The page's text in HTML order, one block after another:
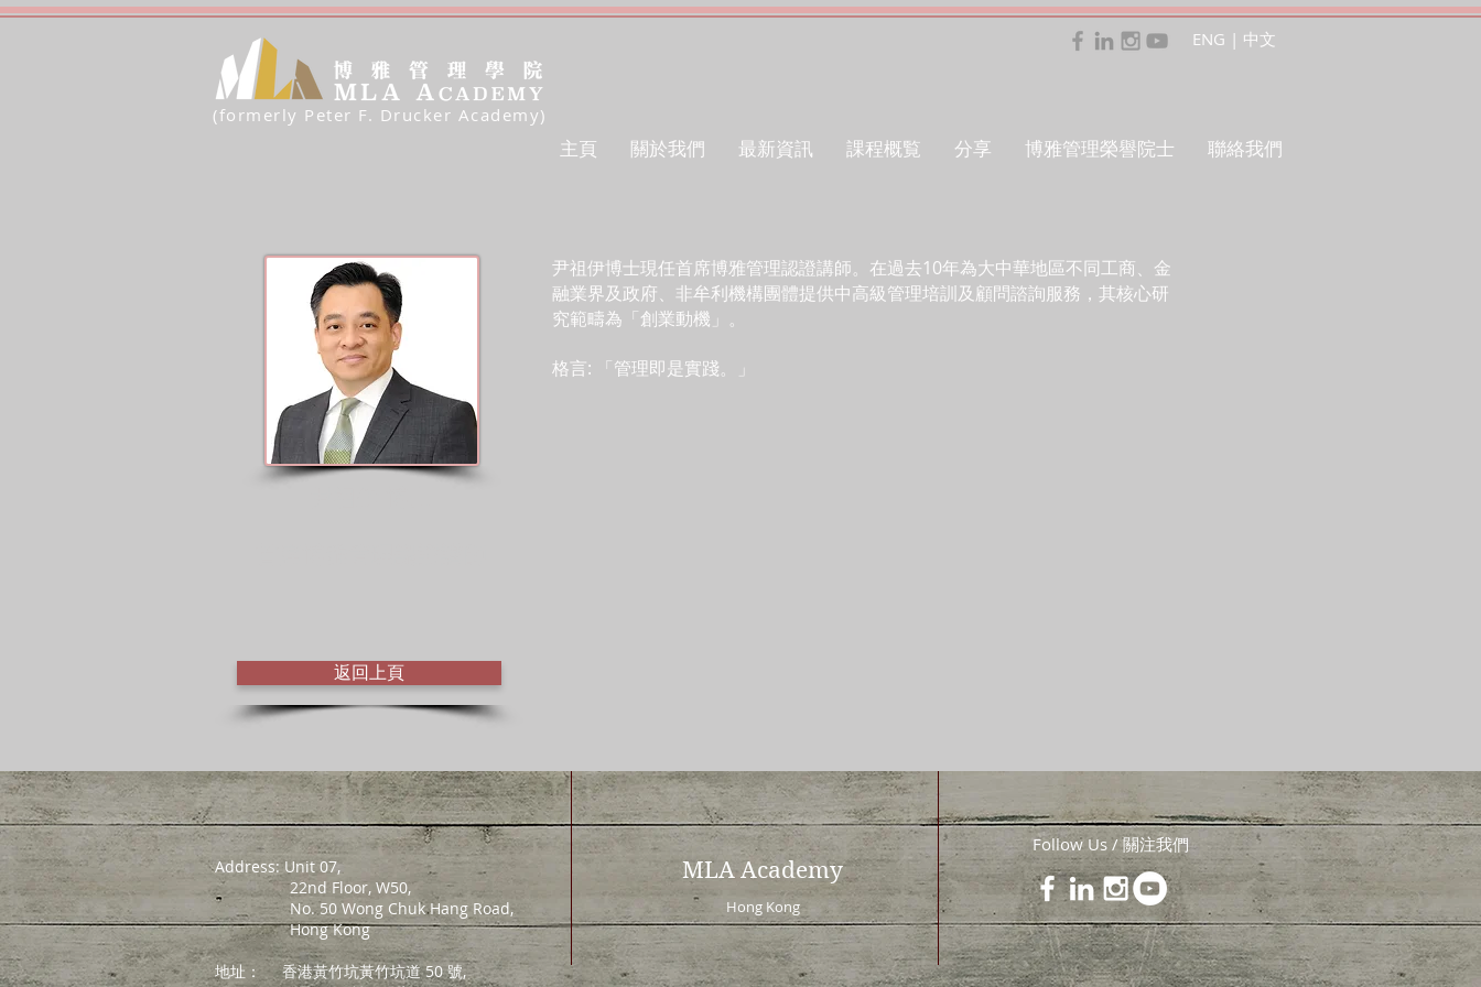
(formerly Peter F. Drucker Academy)
ENG | 中文
主頁 關於我們 最新資訊 課程概覧 分享 博雅管理榮譽院士 聯絡我們
尹祖伊博士現任首席博雅管理認證講師。在過去10年為大中華地區不同工商、金
融業界及政府、非牟利機構團體提供中高級管理培訓及顧問諮詢服務，其核心研
究範疇為「創業動機」。
格言: 「管理即是實踐。」
返回上頁
Address: Unit 07,
22nd Floor, W50,
No. 50 Wong Chuk Hang Road,
Hong Kong
地址：
香港黃竹坑黃竹坑道 50 號,
MLA Academy
Hong Kong
Follow Us / 關注我們